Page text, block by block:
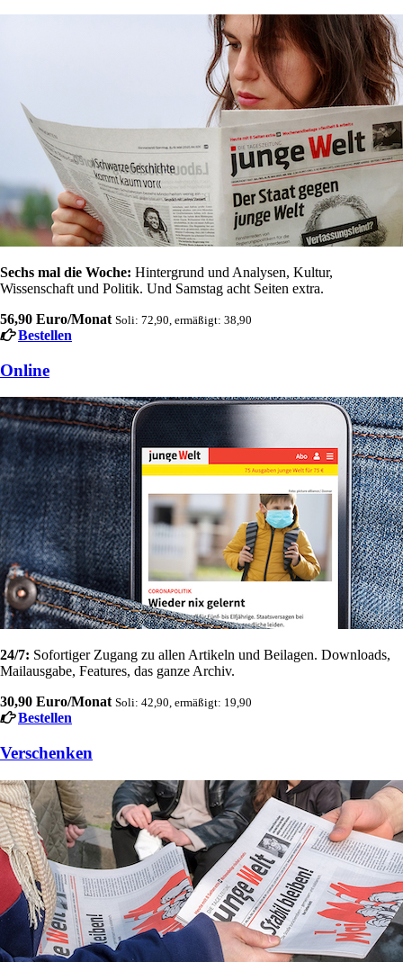
Sechs mal die Woche: Hintergrund und Analysen, Kultur,
Wissenschaft und Politik. Und Samstag acht Seiten extra.
56,90 Euro/Monat Soli: 72,90, ermäßigt: 38,90
Bestellen
Online
24/7: Sofortiger Zugang zu allen Artikeln und Beilagen. Downloads,
Mailausgabe, Features, das ganze Archiv.
30,90 Euro/Monat Soli: 42,90, ermäßigt: 19,90
Bestellen
Verschenken